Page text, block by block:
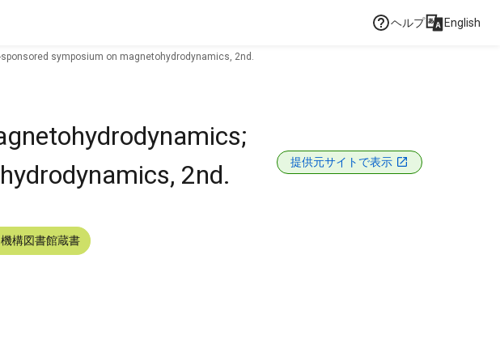
ヘルプ English
symposium on magnetohydrodynamics, 2nd.
2nd.
提供元サイトで表示
構図書館蔵書